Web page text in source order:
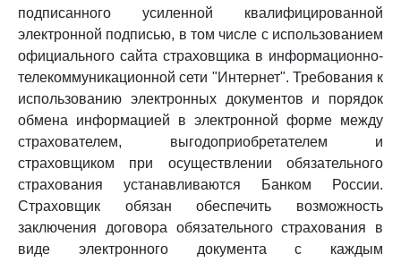
подписанного усиленной квалифицированной
электронной подписью, в том числе с использованием
официального сайта страховщика в информационно-
телекоммуникационной сети "Интернет". Требования к
использованию электронных документов и порядок
обмена информацией в электронной форме между
страхователем, выгодоприобретателем и
страховщиком при осуществлении обязательного
страхования устанавливаются Банком России.
Страховщик обязан обеспечить возможность
заключения договора обязательного страхования в
виде электронного документа с каждым